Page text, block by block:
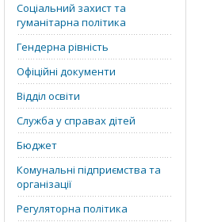
Соціальний захист та
гуманітарна політика
Гендерна рівність
Офіційні документи
Відділ освіти
Служба у справах дітей
Бюджет
Комунальні підприємства та
організації
Регуляторна політика